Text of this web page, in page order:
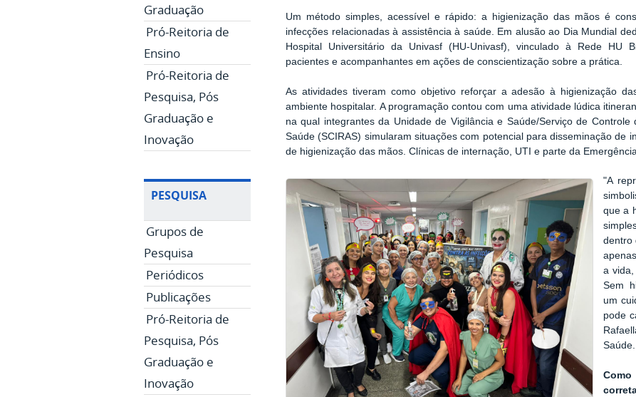
Graduação
Pró-Reitoria de
Ensino
Pró-Reitoria de
Pesquisa, Pós
Graduação e
Inovação
PESQUISA
Grupos de
Pesquisa
Periódicos
Publicações
Pró-Reitoria de
Pesquisa, Pós
Graduação e
Inovação
Um método simples, acessível e rápido: a higienização das mãos é
infecções relacionadas à assistência à saúde. Em alusão ao Dia Mundial
Hospital Universitário da Univasf (HU-Univasf), vinculado à Rede HU
pacientes e acompanhantes em ações de conscientização sobre a prática.
As atividades tiveram como objetivo reforçar a adesão à higienização
ambiente hospitalar. A programação contou com uma atividade lúdica
na qual integrantes da Unidade de Vigilância e Saúde/Serviço de Controle
Saúde (SCIRAS) simularam situações com potencial para disseminação de
de higienização das mãos. Clínicas de internação, UTI e parte da
"A
que a
dentro
a
Sem
um
pode
Saúde.